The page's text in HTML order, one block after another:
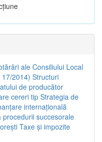
ale Consiliului Local
2014) Structuri
de producător
cereri tipStrategia de
internaţională
procedurii succesorale
Taxe şi impozite